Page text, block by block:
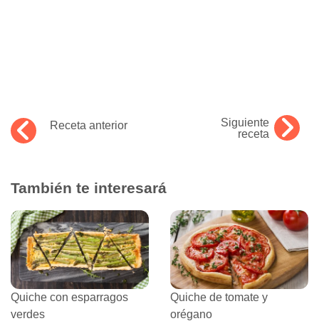
Receta anterior
Siguiente
receta
También te interesará
Quiche con esparragos
verdes
Quiche de tomate y
orégano